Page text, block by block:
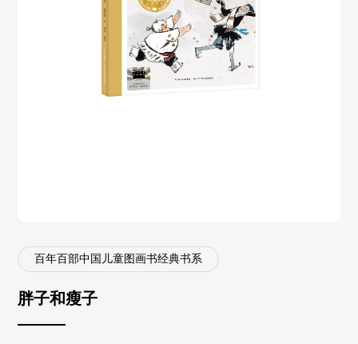
百年百部中国儿童图画书经典书系
胖子和瘦子